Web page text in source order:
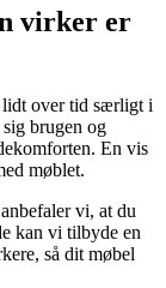
virker er
lidt over tid særligt i
brugen og
En vis
møblet.
vi, at du
kan vi tilbyde en
så dit møbel